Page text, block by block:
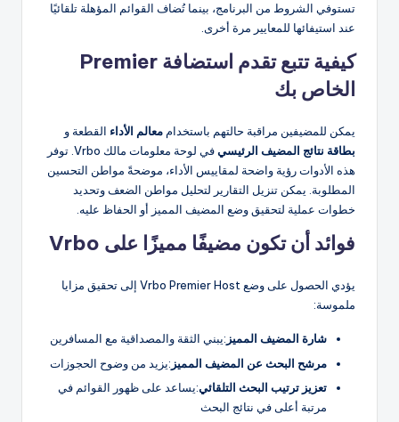
تستوفي الشروط من البرنامج، بينما تُضاف القوائم المؤهلة تلقائيًا
عند استيفائها للمعايير مرة أخرى.
كيفية تتبع تقدم استضافة Premier
الخاص بك
يمكن للمضيفين مراقبة حالتهم باستخدام معالم الأداء القطعة و
بطاقة نتائج المضيف الرئيسي
في لوحة معلومات مالك Vrbo. توفر
هذه الأدوات رؤية واضحة لمقاييس الأداء، موضحةً مواطن التحسين
المطلوبة. يمكن تنزيل التقارير لتحليل مواطن الضعف وتحديد
خطوات عملية لتحقيق وضع المضيف المميز أو الحفاظ عليه.
فوائد أن تكون مضيفًا مميزًا على Vrbo
يؤدي الحصول على وضع Vrbo Premier Host إلى تحقيق مزايا
ملموسة:
شارة المضيف المميز :يبني الثقة والمصداقية مع المسافرين
مرشح البحث عن المضيف المميز :يزيد من وضوح الحجوزات
تعزيز ترتيب البحث التلقائي:يساعد على ظهور القوائم في
مرتبة أعلى في نتائج البحث